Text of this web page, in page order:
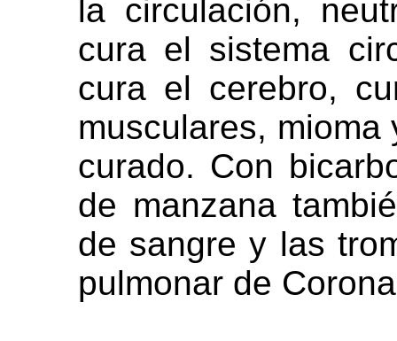
la circulación,
cura el sistema
cura el cerebro,
musculares,
curado. Con
de manzana
de sangre y las
pulmonar de